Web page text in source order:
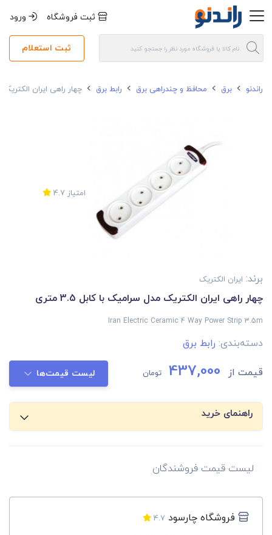
ثبت فروشگاه ورود
ثبت استعلام
راندنو برق محافظ و چندراهی برق رابط برق چهار راهی ایران الکتریک
امتیاز 4.7
برند: ایران الکتریک
چهار راهی ایران الکتریک مدل سرامیک با کابل 3.5 متری
Iran Electric Ceramic 4 Way Power Strip 3.5m
دسته‌بندی: رابط برق
قیمت از 437,000 تومان لیست قیمت‌ها
راهنمای خرید
لیست قیمت فروشندگان
فروشگاه چارسود 4.7